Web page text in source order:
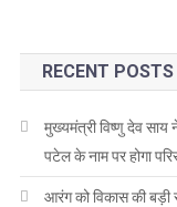
RECENT POSTS
मुख्यमंत्री विष्णु देव साय
पटेल के नाम पर होगा
आरंग को विकास की बड़ी